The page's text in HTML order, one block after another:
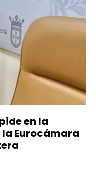
en la
Eurocámara